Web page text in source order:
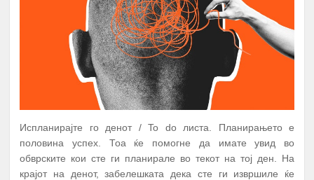
Испланирајте го денот / To do листа. Планирањето е
половина успех. Тоа ќе помогне да имате увид во
обврските кои сте ги планирале во текот на тој ден. На
крајот на денот, забелешката дека сте ги извршиле ќе